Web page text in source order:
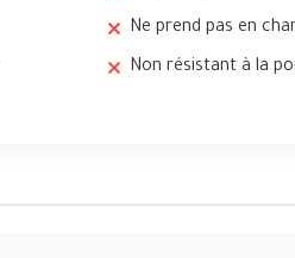
Ne prend pas en
Non résistant à la